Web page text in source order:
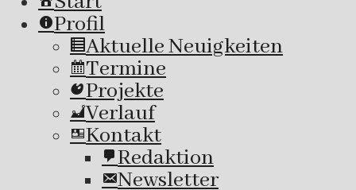
Profil
Aktuelle Neuigkeiten
Termine
Projekte
Verlauf
Kontakt
Redaktion
Newsletter